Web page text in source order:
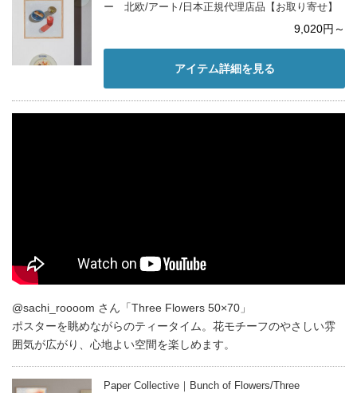
ー 北欧/アート/日本正規代理店品【お取り寄せ】
9,020円～
アイテム詳細を見る
@sachi_roooom さん「Three Flowers 50×70」
ポスターを眺めながらのティータイム。花モチーフのやさしい雰
囲気が広がり、心地よい空間を楽しめます。
Paper Collective｜Bunch of Flowers/Three